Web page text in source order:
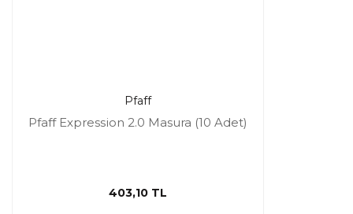
Pfaff
Pfaff Expression 2.0 Masura (10 Adet)
403,10 TL